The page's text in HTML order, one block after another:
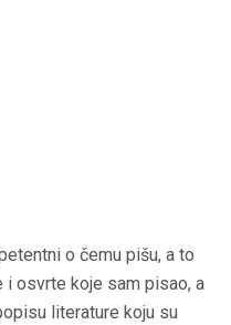
o čemu pišu, a to
i osvrte koje sam pisao, a
literature koju su